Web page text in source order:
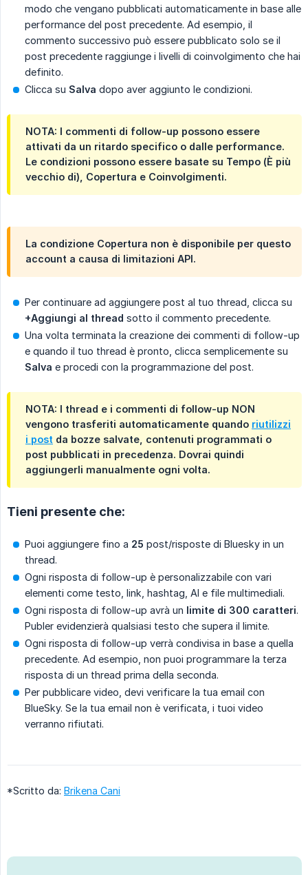
modo che vengano pubblicati automaticamente in base alle
performance del post precedente. Ad esempio, il
commento successivo può essere pubblicato solo se il
post precedente raggiunge i livelli di coinvolgimento che hai
definito.
Clicca su Salva dopo aver aggiunto le condizioni.
NOTA: I commenti di follow-up possono essere
attivati da un ritardo specifico o dalle performance.
Le condizioni possono essere basate su Tempo (È più
vecchio di), Copertura e Coinvolgimenti.
La condizione Copertura non è disponibile per questo
account a causa di limitazioni API.
Per continuare ad aggiungere post al tuo thread, clicca su
+Aggiungi al thread sotto il commento precedente.
Una volta terminata la creazione dei commenti di follow-up
e quando il tuo thread è pronto, clicca semplicemente su
Salva e procedi con la programmazione del post.
NOTA: I thread e i commenti di follow-up NON
vengono trasferiti automaticamente quando riutilizzi
i post da bozze salvate, contenuti programmati o
post pubblicati in precedenza. Dovrai quindi
aggiungerli manualmente ogni volta.
Tieni presente che:
Puoi aggiungere fino a 25 post/risposte di Bluesky in un
thread.
Ogni risposta di follow-up è personalizzabile con vari
elementi come testo, link, hashtag, AI e file multimediali.
Ogni risposta di follow-up avrà un limite di 300 caratteri.
Publer evidenzierà qualsiasi testo che supera il limite.
Ogni risposta di follow-up verrà condivisa in base a quella
precedente. Ad esempio, non puoi programmare la terza
risposta di un thread prima della seconda.
Per pubblicare video, devi verificare la tua email con
BlueSky. Se la tua email non è verificata, i tuoi video
verranno rifiutati.
*Scritto da: Brikena Cani